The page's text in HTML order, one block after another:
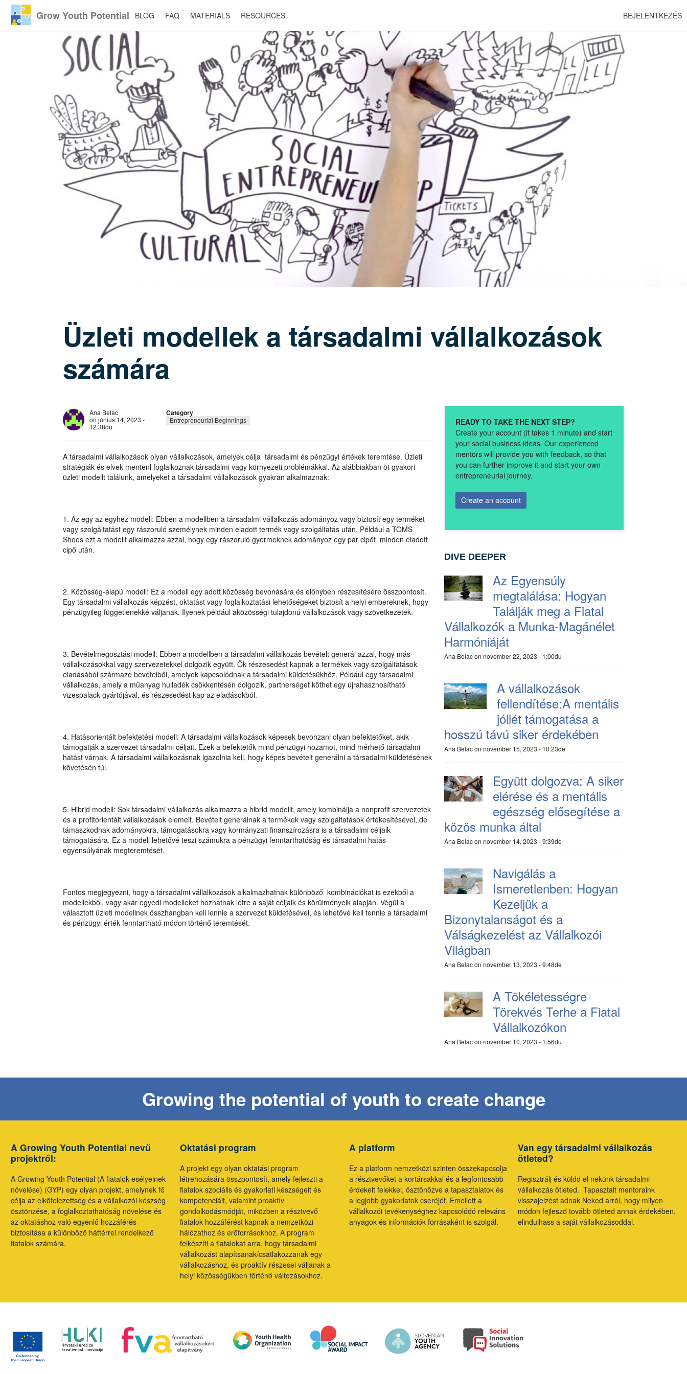
Grow Youth Potential BLOG FAQ MATERIALS RESOURCES BEJELENTKEZÉS
Üzleti modellek a társadalmi vállalkozások
számára
Ana Belac
on június 14, 2023 -
12:38du
Category
Entrepreneurial Beginnings
A társadalmi vállalkozások olyan vállalkozások, amelyek célja társadalmi és pénzügyi értékek teremtése. Üzleti
stratégiák és elvek mentenl foglalkoznak társadalmi vagy környezeti problémákkal. Az alábbiakban öt gyakori
üzleti modellt találunk, amelyeket a társadalmi vállalkozások gyakran alkalmaznak:
1. Az egy az egyhez modell: Ebben a modellben a társadalmi vállalkozás adományoz vagy biztosít egy terméket
vagy szolgáltatást egy rászoruló személynek minden eladott termék vagy szolgáltatás után. Például a TOMS
Shoes ezt a modellt alkalmazza azzal, hogy egy rászoruló gyermeknek adományoz egy pár cipőt minden eladott
cipő után.
2. Közösség-alapú modell: Ez a modell egy adott közösség bevonására és előnyben részesítésére összpontosít.
Egy társadalmi vállalkozás képzést, oktatást vagy foglalkoztatási lehetőségeket biztosít a helyi embereknek, hogy
pénzügyileg függetlenekké váljanak. Ilyenek például aközösségi tulajdonú vállalkozások vagy szövetkezetek.
3. Bevételmegosztási modell: Ebben a modellben a társadalmi vállalkozás bevételt generál azzal, hogy más
vállalkozásokkal vagy szervezetekkel dolgozik együtt. Ők részesedést kapnak a termékek vagy szolgáltatások
eladásából származó bevételből, amelyek kapcsolódnak a társadalmi küldetésükhöz. Például egy társadalmi
vállalkozás, amely a műanyag hulladék csökkentésén dolgozik, partnerséget köthet egy újrahasznosítható
vizespalack gyártójával, és részesedést kap az eladásokból.
4. Hatásorientált befektetési modell: A társadalmi vállalkozások képesek bevonzani olyan befektetőket, akik
támogatják a szervezet társadalmi céljait. Ezek a befektetők mind pénzügyi hozamot, mind mérhető társadalmi
hatást várnak. A társadalmi vállalkozásnak igazolnia kell, hogy képes bevételt generálni a társadalmi küldetésének
követésén túl.
5. Hibrid modell: Sok társadalmi vállalkozás alkalmazza a hibrid modellt, amely kombinálja a nonprofit szervezetek
és a profitorientált vállalkozások elemeit. Bevételt generálnak a termékek vagy szolgáltatások értékesítésével, de
támaszkodnak adományokra, támogatásokra vagy kormányzati finanszírozásra is a társadalmi céljaik
támogatására. Ez a modell lehetővé teszi számukra a pénzügyi fenntarthatóság és társadalmi hatás
egyensúlyának megteremtését.
Fontos megjegyezni, hogy a társadalmi vállalkozások alkalmazhatnak különböző kombinációkat is ezekből a
modellekből, vagy akár egyedi modelleket hozhatnak létre a saját céljaik és körülményeik alapján. Végül a
választott üzleti modellnek összhangban kell lennie a szervezet küldetésével, és lehetővé kell tennie a társadalmi
és pénzügyi érték fenntartható módon történő teremtését.
READY TO TAKE THE NEXT STEP?
Create your account (it takes 1 minute) and start
your social business ideas. Our experienced
mentors will provide you with feedback, so that
you can further improve it and start your own
entrepreneurial journey.
Create an account
DIVE DEEPER
Az Egyensúly
megtalálása: Hogyan
Találják meg a Fiatal
Vállalkozók a Munka-Magánélet
Harmóniáját
Ana Belacon november 22, 2023 - 1:00du
A vállalkozások
fellendítése:A mentális
jóllét támogatása a
hosszú távú siker érdekében
Ana Belacon november 15, 2023 - 10:23de
Együtt dolgozva: A siker
elérése és a mentális
egészség elősegítése a
közös munka által
Ana Belacon november 14, 2023 - 9:39de
Navigálás a
Ismeretlenben: Hogyan
Kezeljük a
Bizonytalanságot és a
Válságkezelést az Vállalkozói
Világban
Ana Belacon november 13, 2023 - 9:48de
A Tökéletességre
Törekvés Terhe a Fiatal
Vállalkozókon
Ana Belacon november 10, 2023 - 1:56du
Growing the potential of youth to create change
A Growing Youth Potential nevű
projektről:
A Growing Youth Potential (A fiatalok esélyeinek
növelése) (GYP) egy olyan projekt, amelynek fő
célja az elkötelezettség és a vállalkozói készség
ösztönzése, a foglalkoztathatóság növelése és
az oktatáshoz való egyenlő hozzáférés
biztosítása a különböző háttérrel rendelkező
fiatalok számára.
Oktatási program
A projekt egy olyan oktatási program
létrehozására összpontosít, amely fejleszti a
fiatalok szociális és gyakorlati készségeit és
kompetenciáit, valamint proaktív
gondolkodásmódját, miközben a résztvevő
fiatalok hozzáférést kapnak a nemzetközi
hálózathoz és erőforrásokhoz. A program
felkészíti a fiatalokat arra, hogy társadalmi
vállalkozást alapítsanak/csatlakozzanak egy
vállalkozáshoz, és proaktív részesei váljanak a
helyi közösségükben történő változásokhoz.
A platform
Ez a platform nemzetközi szinten összekapcsolja
a résztvevőket a kortársakkal és a legfontosabb
érdekelt felekkel, ösztönözve a tapasztalatok és
a legjobb gyakorlatok cseréjét. Emellett a
vállalkozói tevékenységhez kapcsolódó releváns
anyagok és információk forrásaként is szolgál.
Van egy társadalmi vállalkozás
ötleted?
Regisztrálj és küldd el nekünk társadalmi
vállalkozás ötleted. Tapasztalt mentoraink
visszajelzést adnak Neked arról, hogy milyen
módon fejleszd tovább ötleted annak érdekében,
elindulhass a saját vállalkozásoddal.